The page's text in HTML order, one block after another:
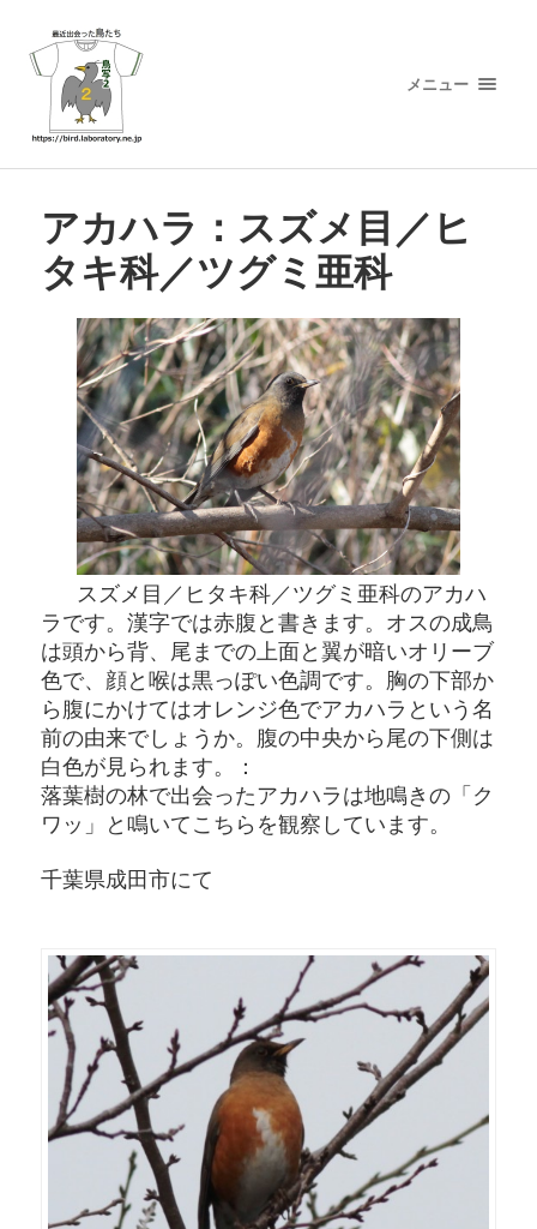
メニュー
アカハラ：スズメ目／ヒ
タキ科／ツグミ亜科
スズメ目／ヒタキ科／ツグミ亜科のアカハ
ラです。漢字では赤腹と書きます。オスの成鳥
は頭から背、尾までの上面と翼が暗いオリーブ
色で、顔と喉は黒っぽい色調です。胸の下部か
ら腹にかけてはオレンジ色でアカハラという名
前の由来でしょうか。腹の中央から尾の下側は
白色が見られます。：
落葉樹の林で出会ったアカハラは地鳴きの「ク
ワッ」と鳴いてこちらを観察しています。
千葉県成田市にて